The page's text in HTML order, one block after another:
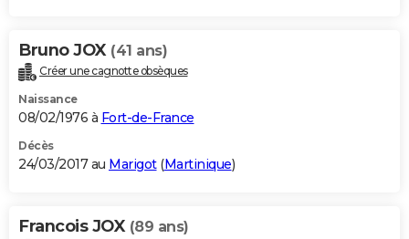
Bruno JOX (41 ans)
Créer une cagnotte obsèques
Naissance
08/02/1976 à Fort-de-France
Décès
24/03/2017 au Marigot(Martinique)
Francois JOX (89 ans)